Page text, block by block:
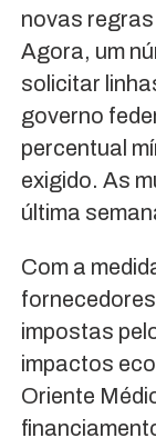
novas
Agora, um
solicitar
governo
percentual
exigido. As
última
Com a
impostas
impactos
Oriente